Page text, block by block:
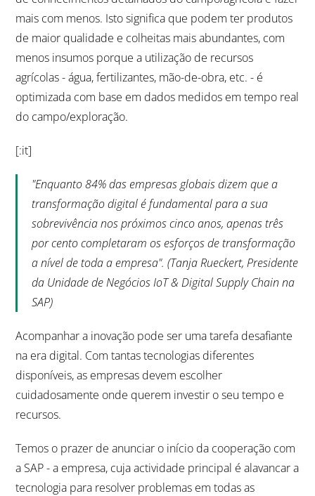
mais com menos. Isto significa que podem ter produtos
de maior qualidade e colheitas mais abundantes, com
menos insumos porque a utilização de recursos
agrícolas - água, fertilizantes, mão-de-obra, etc. - é
optimizada com base em dados medidos em tempo real
do campo/exploração.
[:it]
"Enquanto 84% das empresas globais dizem que a
transformação digital é fundamental para a sua
sobrevivência nos próximos cinco anos, apenas três
por cento completaram os esforços de transformação
a nível de toda a empresa". (Tanja Rueckert, Presidente
da Unidade de Negócios IoT & Digital Supply Chain na
SAP)
Acompanhar a inovação pode ser uma tarefa desafiante
na era digital. Com tantas tecnologias diferentes
disponíveis, as empresas devem escolher
cuidadosamente onde querem investir o seu tempo e
recursos.
Temos o prazer de anunciar o início da cooperação com
a SAP - a empresa, cuja actividade principal é alavancar a
tecnologia para resolver problemas em todas as